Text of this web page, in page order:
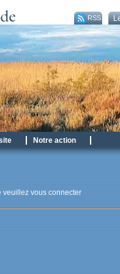
RSS
Notre action
veuillez vous connecter